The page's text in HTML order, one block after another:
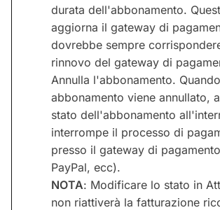
durata dell'abbonamento.
aggiorna il gateway di
dovrebbe sempre
rinnovo del gateway di
Annulla l'abbonamento.
abbonamento viene annullato,
stato dell'abbonamento
interrompe il processo di
presso il gateway di
PayPal, ecc).
NOTA: Modificare lo stato in
non riattiverà la fatturazione